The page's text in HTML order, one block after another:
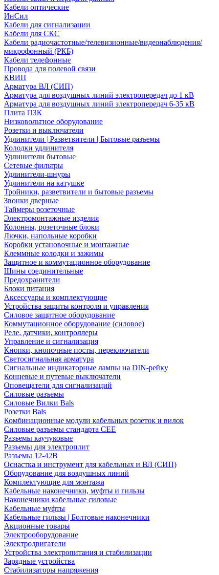
Кабели оптические
ИнСил
Кабели для сигнализации
Кабели для СКС
Кабели радиочастотные/телевизионные/видеонаблюдения/
микрофонный (РКБ)
Кабели телефонные
Провода для полевой связи
КВИП
Арматура ВЛ (СИП)
Арматура для воздушных линий электропередач до 1 кВ
Арматура для воздушных линий электропередач 6-35 кВ
Плита ПЗК
Низковольтное оборудование
Розетки и выключатели
Удлинители | Разветвители | Бытовые разъемы
Колодки удлинителя
Удлинители бытовые
Сетевые фильтры
Удлинители-шнуры
Удлинители на катушке
Тройники, разветвители и бытовые разъемы
Звонки дверные
Таймеры розеточные
Электромонтажные изделия
Колонны, розеточные блоки
Лючки, напольные коробки
Коробки установочные и монтажные
Клеммные колодки и зажимы
Защитное и коммутационное оборудование
Шины соединительные
Предохранители
Блоки питания
Аксессуары и комплектующие
Устройства защиты контроля и управления
Силовое защитное оборудование
Коммутационное оборудование (силовое)
Реле, датчики, контроллеры
Управление и сигнализация
Кнопки, кнопочные посты, переключатели
Светосигнальная арматура
Сигнальные индикаторные лампы на DIN-рейку
Концевые и путевые выключатели
Оповещатели для сигнализаций
Силовые разъемы
Силовые Вилки Bals
Розетки Bals
Комбинационные модули кабельных розеток и вилок
Силовые разъемы стандарта CEE
Разъемы каучуковые
Разъемы для электроплит
Разъемы 12-42В
Оснастка и инструмент для кабельных и ВЛ (СИП)
Оборудование для воздушных линий
Комплектующие для монтажа
Кабельные наконечники, муфты и гильзы
Наконечники кабельные силовые
Кабельные муфты
Кабельные гильзы | Болтовые наконечники
Акционные товары
Электрооборудование
Электродвигатели
Устройства электропитания и стабилизации
Зарядные устройства
Стабилизаторы напряжения